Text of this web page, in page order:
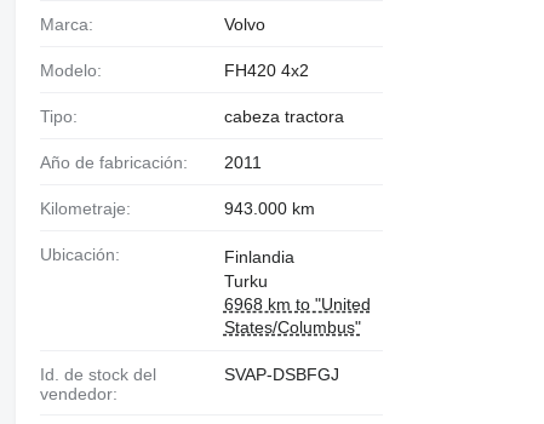
Marca: Volvo
Modelo: FH420 4x2
Tipo: cabeza tractora
Año de fabricación: 2011
Kilometraje: 943.000 km
Ubicación:
Finlandia
Turku
6968 km to "United
States/Columbus"
Id. de stock del
vendedor:
SVAP-DSBFGJ